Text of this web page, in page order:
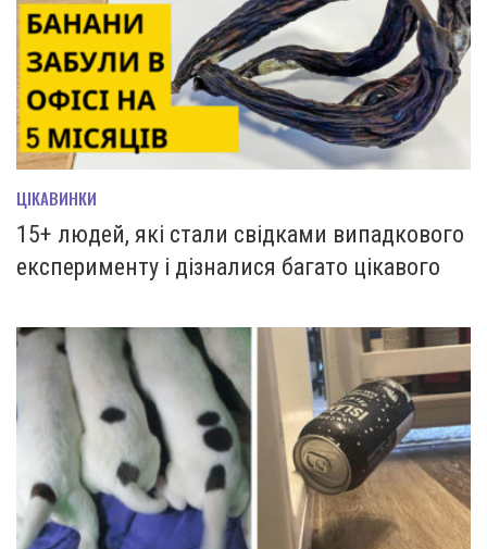
ЦІКАВИНКИ
15+ людей, які стали свідками випадкового
експерименту і дізналися багато цікавого